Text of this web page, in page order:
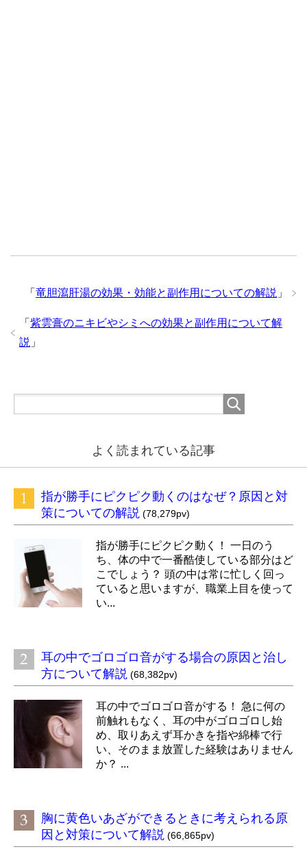
「 竜胆瀉肝湯の効果・効能と副作用についての解説 」
「 紫雲膏のニキビやシミへの効果と副作用について解
説 」
よく読まれている記事
指が勝手にピクピク動くのはなぜ？原因と対
策についての解説 (78,279pv)
指が勝手にピクピク動く！ 一日のう
ち、体の中で一番酷使している部分はど
こでしょう？ 頭の中は常に忙しく回っ
ていると思いますが、職業上目を使って
い...
耳の中でゴロゴロ音がする場合の原因と治し
方について解説 (68,382pv)
耳の中でゴロゴロ音がする！ 急に何の
前触れもなく、耳の中がゴロゴロし始
め、取りあえず耳かきを指や綿棒で行
い、そのまま放置した経験はありません
か？ ...
胸に黄色いあざができるときに考えられる原
因と対策について解説 (66,865pv)